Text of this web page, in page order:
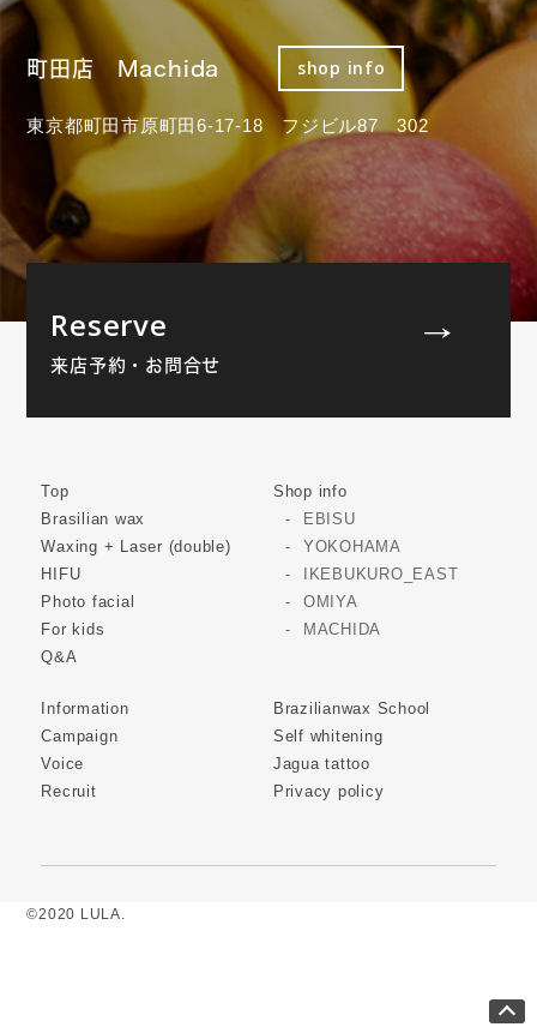
町田店 Machida shop info
東京都町田市原町田6-17-18 フジビル87 302
Reserve
来店予約・お問合せ
Top
Brasilian wax
Waxing + Laser (double)
HIFU
Photo facial
For kids
Q&A
Shop info
EBISU
YOKOHAMA
IKEBUKURO_EAST
OMIYA
MACHIDA
Information
Campaign
Voice
Recruit
Brazilianwax School
Self whitening
Jagua tattoo
Privacy policy
©2020 LULA.